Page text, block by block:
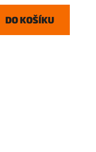
DO KOŠÍKU